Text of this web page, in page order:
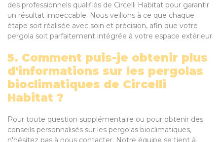
des professionnels qualifiés de Circelli Habitat pour garantir
un résultat impeccable. Nous veillons à ce que chaque
étape soit réalisée avec soin et précision, afin que votre
pergola soit parfaitement intégrée à votre espace extérieur.
5. Comment puis-je obtenir plus
d'informations sur les pergolas
bioclimatiques de Circelli
Habitat ?
Pour toute question supplémentaire ou pour obtenir des
conseils personnalisés sur les pergolas bioclimatiques,
n'hésitez pas à nous contacter. Notre équipe se tient à